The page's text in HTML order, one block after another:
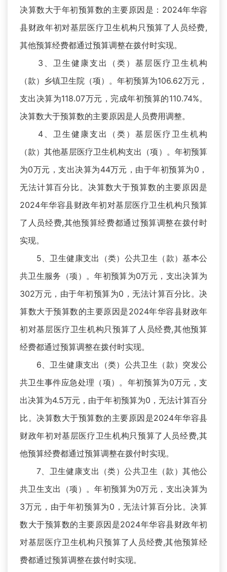
决算数大于年初预算数的主要原因是：2024年华容
县财政年初对基层医疗卫生机构只预算了人员经费,
其他预算经费都通过预算调整在拨付时实现。
3、卫生健康支出（类）基层医疗卫生机构
（款）乡镇卫生院（项）。年初预算为106.62万元，
支出决算为118.07万元，完成年初预算的110.74%。
决算数大于预算数的主要原因是人员费用调整。
4、卫生健康支出（类）基层医疗卫生机构
（款）其他基层医疗卫生机构支出（项）。年初预算
为0万元，支出决算为44万元，由于年初预算为0，
无法计算百分比。决算数大于预算数的主要原因是
2024年华容县财政年初对基层医疗卫生机构只预算
了人员经费,其他预算经费都通过预算调整在拨付时
实现。
5、卫生健康支出（类）公共卫生（款）基本公
共卫生服务（项）。年初预算为0万元，支出决算为
302万元，由于年初预算为0，无法计算百分比。决
算数大于预算数的主要原因是2024年华容县财政年
初对基层医疗卫生机构只预算了人员经费,其他预算
经费都通过预算调整在拨付时实现。
6、卫生健康支出（类）公共卫生（款）突发公
共卫生事件应急处理（项）。年初预算为0万元，支
出决算为4.5万元，由于年初预算为0，无法计算百分
比。决算数大于预算数的主要原因是2024年华容县
财政年初对基层医疗卫生机构只预算了人员经费,其
他预算经费都通过预算调整在拨付时实现。
7、卫生健康支出（类）公共卫生（款）其他公
共卫生支出（项）。年初预算为0万元，支出决算为
3万元，由于年初预算为0，无法计算百分比。决算
数大于预算数的主要原因是2024年华容县财政年初
对基层医疗卫生机构只预算了人员经费,其他预算经
费都通过预算调整在拨付时实现。